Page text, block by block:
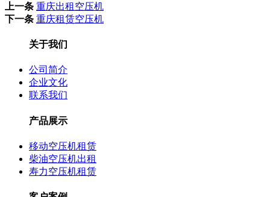
上一条 重庆出租空压机
下一条 重庆租赁空压机
关于我们
公司简介
企业文化
联系我们
产品展示
移动空压机租赁
柴油空压机出租
寿力空压机租赁